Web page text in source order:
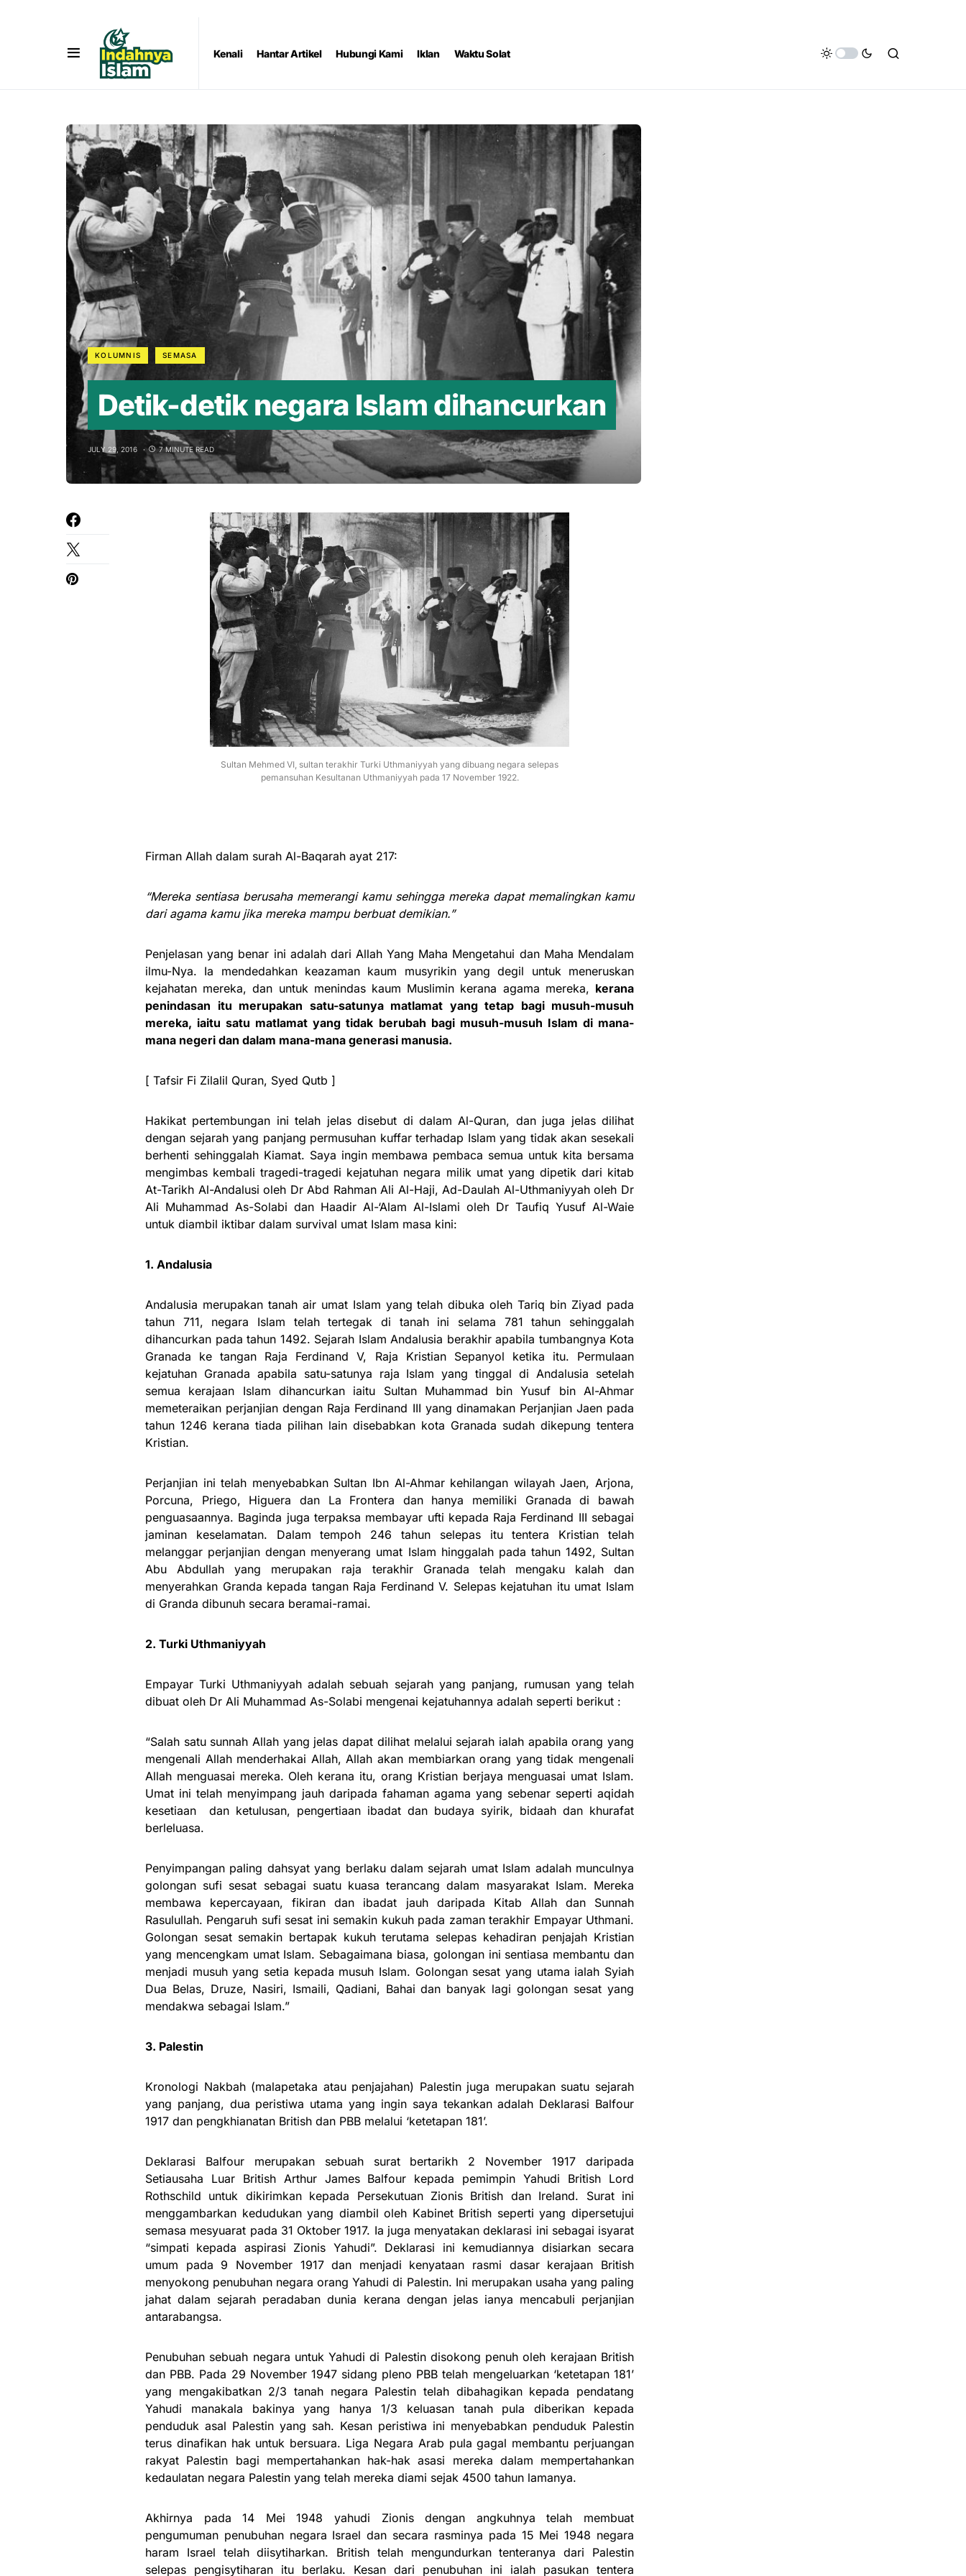
Kenali Hantar Artikel Hubungi Kami Iklan Waktu Solat
KOLUMNIS SEMASA
Detik-detik negara Islam dihancurkan
JULY 29, 2016 7 MINUTE READ
Sultan Mehmed VI, sultan terakhir Turki Uthmaniyyah yang dibuang negara selepas
pemansuhan Kesultanan Uthmaniyyah pada 17 November 1922.
Firman Allah dalam surah Al-Baqarah ayat 217:
“Mereka sentiasa berusaha memerangi kamu sehingga mereka dapat memalingkan kamu
dari agama kamu jika mereka mampu berbuat demikian.”
Penjelasan yang benar ini adalah dari Allah Yang Maha Mengetahui dan Maha Mendalam
ilmu-Nya. Ia mendedahkan keazaman kaum musyrikin yang degil untuk meneruskan
kejahatan mereka, dan untuk menindas kaum Muslimin kerana agama mereka, kerana
penindasan itu merupakan satu-satunya matlamat yang tetap bagi musuh-musuh
mereka, iaitu satu matlamat yang tidak berubah bagi musuh-musuh Islam di mana-
mana negeri dan dalam mana-mana generasi manusia.
[ Tafsir Fi Zilalil Quran, Syed Qutb ]
Hakikat pertembungan ini telah jelas disebut di dalam Al-Quran, dan juga jelas dilihat
dengan sejarah yang panjang permusuhan kuffar terhadap Islam yang tidak akan sesekali
berhenti sehinggalah Kiamat. Saya ingin membawa pembaca semua untuk kita bersama
mengimbas kembali tragedi-tragedi kejatuhan negara milik umat yang dipetik dari kitab
At-Tarikh Al-Andalusi oleh Dr Abd Rahman Ali Al-Haji, Ad-Daulah Al-Uthmaniyyah oleh Dr
Ali Muhammad As-Solabi dan Haadir Al-‘Alam Al-Islami oleh Dr Taufiq Yusuf Al-Waie
untuk diambil iktibar dalam survival umat Islam masa kini:
1. Andalusia
Andalusia merupakan tanah air umat Islam yang telah dibuka oleh Tariq bin Ziyad pada
tahun 711, negara Islam telah tertegak di tanah ini selama 781 tahun sehinggalah
dihancurkan pada tahun 1492. Sejarah Islam Andalusia berakhir apabila tumbangnya Kota
Granada ke tangan Raja Ferdinand V, Raja Kristian Sepanyol ketika itu. Permulaan
kejatuhan Granada apabila satu-satunya raja Islam yang tinggal di Andalusia setelah
semua kerajaan Islam dihancurkan iaitu Sultan Muhammad bin Yusuf bin Al-Ahmar
memeteraikan perjanjian dengan Raja Ferdinand III yang dinamakan Perjanjian Jaen pada
tahun 1246 kerana tiada pilihan lain disebabkan kota Granada sudah dikepung tentera
Kristian.
Perjanjian ini telah menyebabkan Sultan Ibn Al-Ahmar kehilangan wilayah Jaen, Arjona,
Porcuna, Priego, Higuera dan La Frontera dan hanya memiliki Granada di bawah
penguasaannya. Baginda juga terpaksa membayar ufti kepada Raja Ferdinand III sebagai
jaminan keselamatan. Dalam tempoh 246 tahun selepas itu tentera Kristian telah
melanggar perjanjian dengan menyerang umat Islam hinggalah pada tahun 1492, Sultan
Abu Abdullah yang merupakan raja terakhir Granada telah mengaku kalah dan
menyerahkan Granda kepada tangan Raja Ferdinand V. Selepas kejatuhan itu umat Islam
di Granda dibunuh secara beramai-ramai.
2. Turki Uthmaniyyah
Empayar Turki Uthmaniyyah adalah sebuah sejarah yang panjang, rumusan yang telah
dibuat oleh Dr Ali Muhammad As-Solabi mengenai kejatuhannya adalah seperti berikut :
“Salah satu sunnah Allah yang jelas dapat dilihat melalui sejarah ialah apabila orang yang
mengenali Allah menderhakai Allah, Allah akan membiarkan orang yang tidak mengenali
Allah menguasai mereka. Oleh kerana itu, orang Kristian berjaya menguasai umat Islam.
Umat ini telah menyimpang jauh daripada fahaman agama yang sebenar seperti aqidah
kesetiaan dan ketulusan, pengertiaan ibadat dan budaya syirik, bidaah dan khurafat
berleluasa.
Penyimpangan paling dahsyat yang berlaku dalam sejarah umat Islam adalah munculnya
golongan sufi sesat sebagai suatu kuasa terancang dalam masyarakat Islam. Mereka
membawa kepercayaan, fikiran dan ibadat jauh daripada Kitab Allah dan Sunnah
Rasulullah. Pengaruh sufi sesat ini semakin kukuh pada zaman terakhir Empayar Uthmani.
Golongan sesat semakin bertapak kukuh terutama selepas kehadiran penjajah Kristian
yang mencengkam umat Islam. Sebagaimana biasa, golongan ini sentiasa membantu dan
menjadi musuh yang setia kepada musuh Islam. Golongan sesat yang utama ialah Syiah
Dua Belas, Druze, Nasiri, Ismaili, Qadiani, Bahai dan banyak lagi golongan sesat yang
mendakwa sebagai Islam.”
3. Palestin
Kronologi Nakbah (malapetaka atau penjajahan) Palestin juga merupakan suatu sejarah
yang panjang, dua peristiwa utama yang ingin saya tekankan adalah Deklarasi Balfour
1917 dan pengkhianatan British dan PBB melalui ‘ketetapan 181’.
Deklarasi Balfour merupakan sebuah surat bertarikh 2 November 1917 daripada
Setiausaha Luar British Arthur James Balfour kepada pemimpin Yahudi British Lord
Rothschild untuk dikirimkan kepada Persekutuan Zionis British dan Ireland. Surat ini
menggambarkan kedudukan yang diambil oleh Kabinet British seperti yang dipersetujui
semasa mesyuarat pada 31 Oktober 1917. Ia juga menyatakan deklarasi ini sebagai isyarat
“simpati kepada aspirasi Zionis Yahudi”. Deklarasi ini kemudiannya disiarkan secara
umum pada 9 November 1917 dan menjadi kenyataan rasmi dasar kerajaan British
menyokong penubuhan negara orang Yahudi di Palestin. Ini merupakan usaha yang paling
jahat dalam sejarah peradaban dunia kerana dengan jelas ianya mencabuli perjanjian
antarabangsa.
Penubuhan sebuah negara untuk Yahudi di Palestin disokong penuh oleh kerajaan British
dan PBB. Pada 29 November 1947 sidang pleno PBB telah mengeluarkan ‘ketetapan 181’
yang mengakibatkan 2/3 tanah negara Palestin telah dibahagikan kepada pendatang
Yahudi manakala bakinya yang hanya 1/3 keluasan tanah pula diberikan kepada
penduduk asal Palestin yang sah. Kesan peristiwa ini menyebabkan penduduk Palestin
terus dinafikan hak untuk bersuara. Liga Negara Arab pula gagal membantu perjuangan
rakyat Palestin bagi mempertahankan hak-hak asasi mereka dalam mempertahankan
kedaulatan negara Palestin yang telah mereka diami sejak 4500 tahun lamanya.
Akhirnya pada 14 Mei 1948 yahudi Zionis dengan angkuhnya telah membuat
pengumuman penubuhan negara Israel dan secara rasminya pada 15 Mei 1948 negara
haram Israel telah diisytiharkan. British telah mengundurkan tenteranya dari Palestin
selepas pengisytiharan itu berlaku. Kesan dari penubuhan ini ialah pasukan tentera